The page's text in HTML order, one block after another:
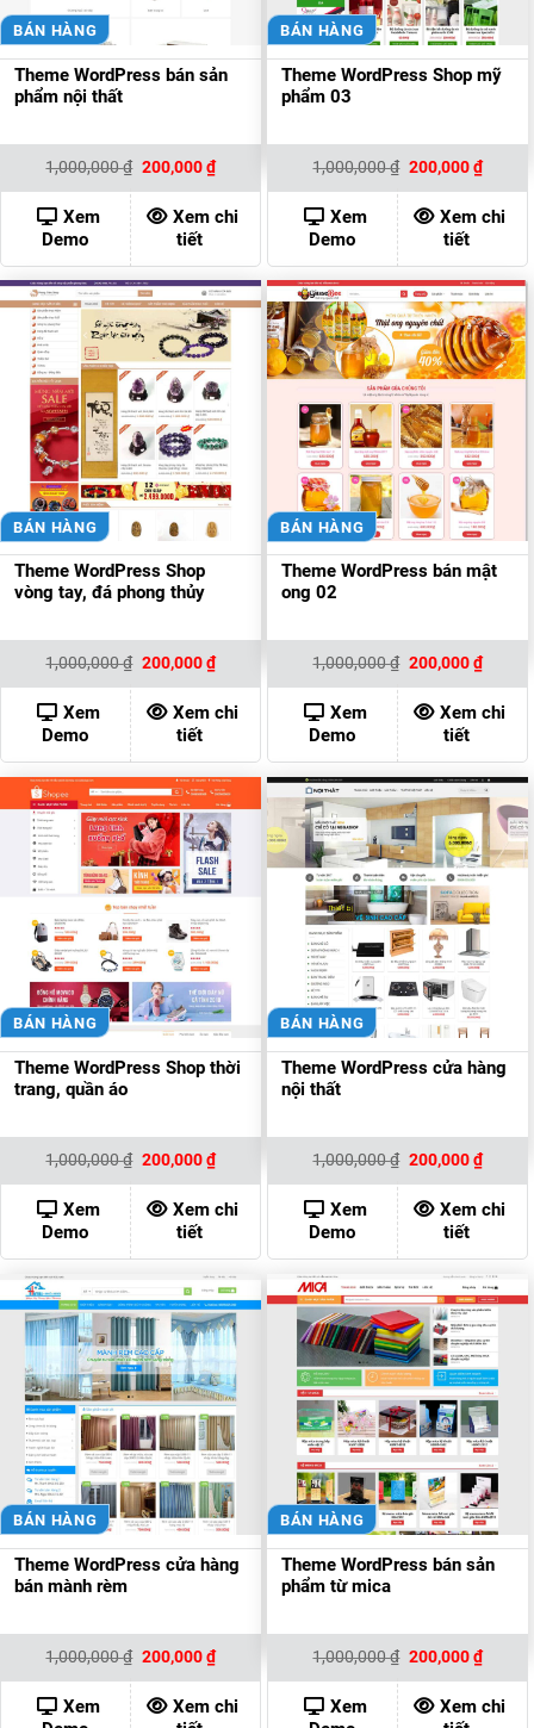
BÁN HÀNG
Theme WordPress bán sản
phẩm nội thất
1,000,000₫ Giá
là:
1,000,000 ₫.
200,000₫Giá
hiện
tại
là:
200,000 ₫.
Xem
Demo
Xem chi
tiết
BÁN HÀNG
Theme WordPress Shop mỹ
phẩm 03
1,000,000₫ Giá
là:
1,000,000 ₫.
200,000₫Giá
hiện
tại
là:
Xem
Demo
Xem chi
tiết
BÁN HÀNG
Theme WordPress Shop
vòng tay, đá phong thủy
1,000,000₫ Giá
là:
1,000,000 ₫.
200,000₫Giá
hiện
tại
là:
200,000 ₫.
Xem
Demo
Xem chi
tiết
BÁN HÀNG
Theme WordPress bán mật
ong 02
1,000,000₫ Giá
là:
1,000,000 ₫.
200,000₫Giá
hiện
tại
là:
Xem
Demo
Xem chi
tiết
BÁN HÀNG
Theme WordPress Shop thời
trang, quần áo
1,000,000₫ Giá
là:
1,000,000 ₫.
200,000₫Giá
hiện
tại
là:
200,000 ₫.
Xem
Demo
Xem chi
tiết
BÁN HÀNG
Theme WordPress cửa hàng
nội thất
1,000,000₫ Giá
là:
1,000,000 ₫.
200,000₫Giá
hiện
tại
là:
Xem
Demo
Xem chi
tiết
BÁN HÀNG
Theme WordPress cửa hàng
bán mành rèm
1,000,000₫ Giá
gốc
là:
1,000,000 ₫.
200,000₫Giá
hiện
tại
là:
200,000 ₫.
Xem
Xem chi
BÁN HÀNG
Theme WordPress bán sản
phẩm từ mica
1,000,000₫ Giá
gốc
là:
1,000,000 ₫.
200,000₫Giá
hiện
tại
là:
Xem
Xem chi